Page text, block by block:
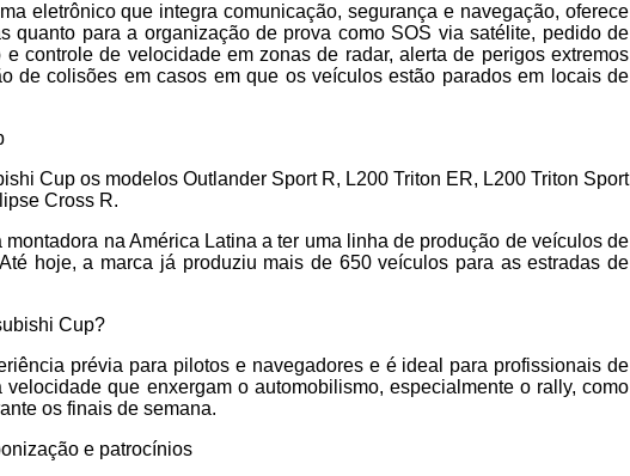
eletrônico que integra comunicação, segurança e navegação, oferece
quanto para a organização de prova como SOS via satélite, pedido de
e controle de velocidade em zonas de radar, alerta de perigos extremos
de colisões em casos em que os veículos estão parados em locais de
Cup os modelos Outlander Sport R, L200 Triton ER, L200 Triton Sport
Cross R.
na América Latina a ter uma linha de produção de veículos de
hoje, a marca já produziu mais de 650 veículos para as estradas de
Cup?
prévia para pilotos e navegadores e é ideal para profissionais de
velocidade que enxergam o automobilismo, especialmente o rally, como
os finais de semana.
e patrocínios